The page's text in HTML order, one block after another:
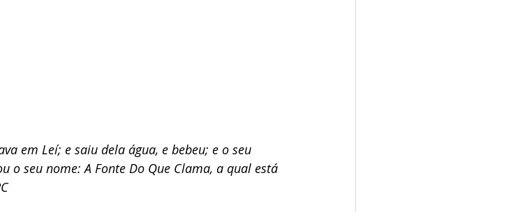
em Leí; e saiu dela água, e bebeu; e o seu
o seu nome: A Fonte Do Que Clama, a qual está